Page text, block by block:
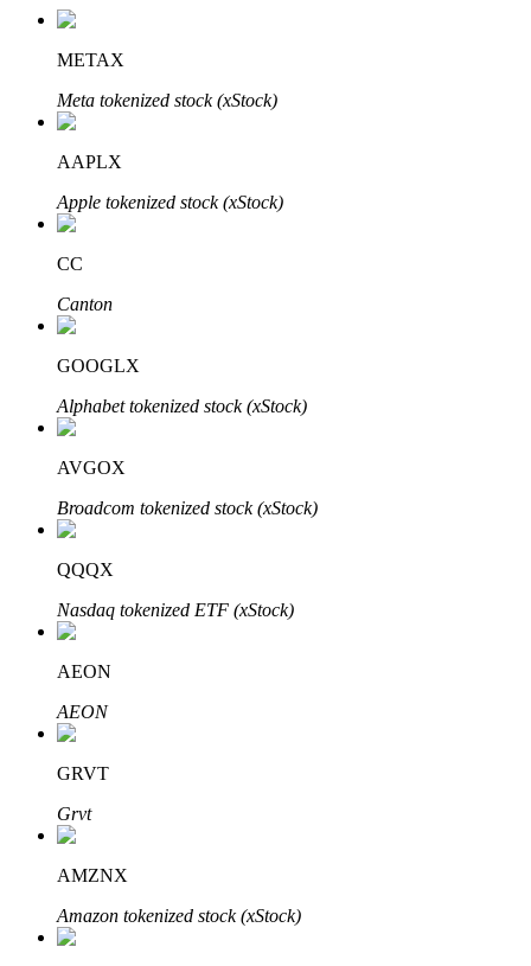
定投理财
享受活期理財及長期收益
學習理財
了解如何賺取穩定收入
Bitrue AI
合夥人計劃
METAX
Meta tokenized stock (xStock)
AAPLX
Apple tokenized stock (xStock)
CC
Canton
GOOGLX
Alphabet tokenized stock (xStock)
AVGOX
Broadcom tokenized stock (xStock)
QQQX
Nasdaq tokenized ETF (xStock)
AEON
AEON
GRVT
Grvt
AMZNX
Amazon tokenized stock (xStock)